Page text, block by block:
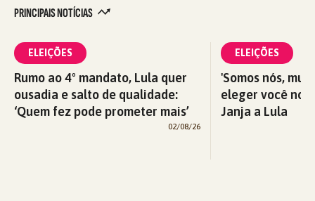
PRINCIPAIS NOTÍCIAS
ELEIÇÕES
Rumo ao 4º mandato, Lula quer
ousadia e salto de qualidade:
‘Quem fez pode prometer mais’
02/08/26
ELEIÇÕES
'Somos nós,
eleger você
Janja a Lula